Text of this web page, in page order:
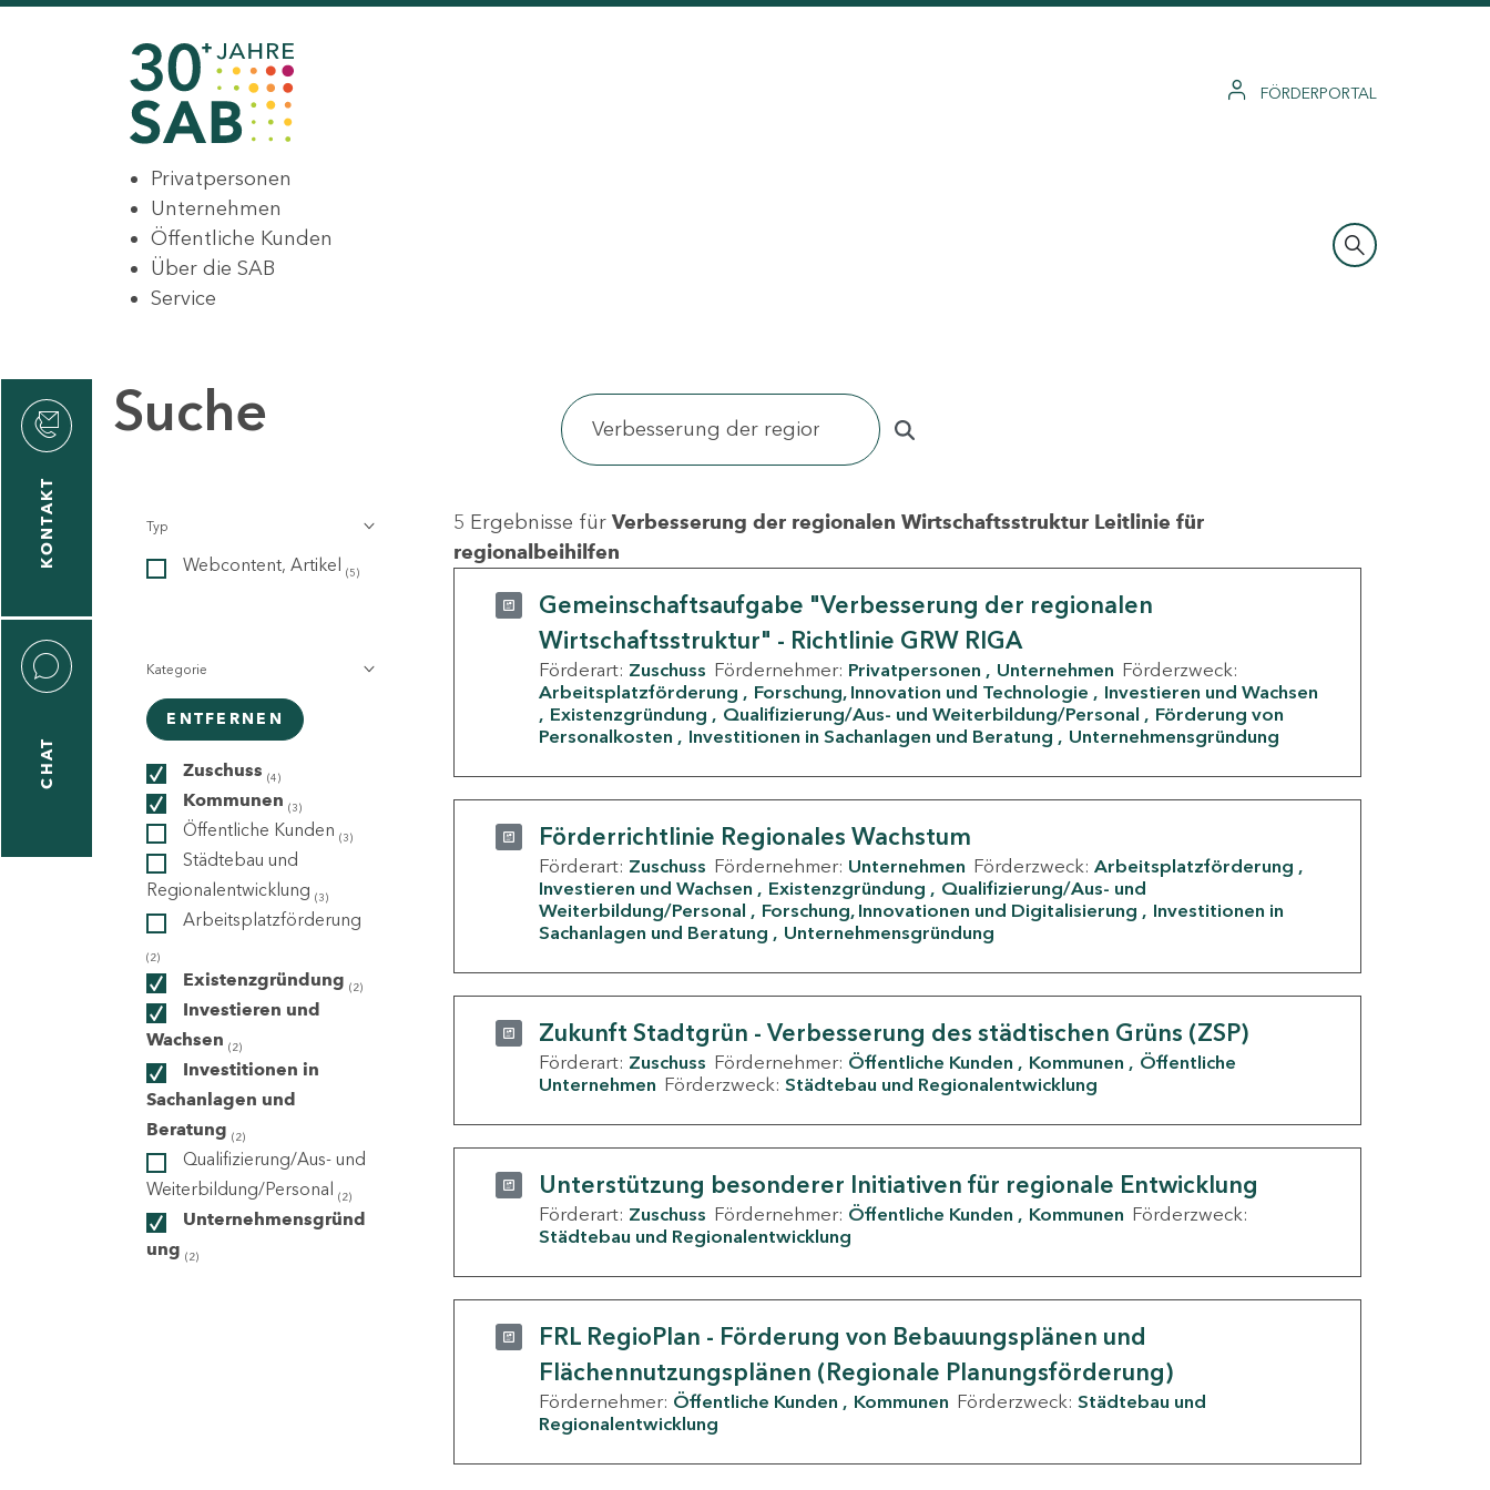
FÖRDERPORTAL
Privatpersonen
Unternehmen
Öffentliche Kunden
Über die SAB
Service
KONTAKT
CHAT
Suche
Typ
Webcontent, Artikel (5)
Kategorie
ENTFERNEN
Zuschuss (4)
Kommunen (3)
Öffentliche Kunden (3)
Städtebau und
Regionalentwicklung (3)
Arbeitsplatzförderung
(2)
Existenzgründung (2)
Investieren und
Wachsen (2)
Investitionen in
Sachanlagen und
Beratung (2)
Qualifizierung/Aus- und
Weiterbildung/Personal (2)
Unternehmensgründ
ung (2)
5 Ergebnisse für Verbesserung der regionalen Wirtschaftsstruktur Leitlinie für
regionalbeihilfen
Gemeinschaftsaufgabe "Verbesserung der regionalen
Wirtschaftsstruktur" - Richtlinie GRW RIGA
Förderart: Zuschuss Fördernehmer: Privatpersonen Unternehmen Förderzweck:
Arbeitsplatzförderung
Forschung, Innovation und Technologie
Investieren und Wachsen
Existenzgründung
Qualifizierung/Aus- und Weiterbildung/Personal
Förderung von
Personalkosten
Investitionen in Sachanlagen und Beratung Unternehmensgründung
Förderrichtlinie Regionales Wachstum
Förderart: Zuschuss Fördernehmer: Unternehmen Förderzweck: Arbeitsplatzförderung
Investieren und Wachsen
Existenzgründung
Qualifizierung/Aus- und
Weiterbildung/Personal
Forschung, Innovationen und Digitalisierung
Investitionen in
Sachanlagen und Beratung
Unternehmensgründung
Zukunft Stadtgrün - Verbesserung des städtischen Grüns (ZSP)
Förderart: Zuschuss Fördernehmer: Öffentliche Kunden Kommunen
Öffentliche
Unternehmen Förderzweck: Städtebau und Regionalentwicklung
Unterstützung besonderer Initiativen für regionale Entwicklung
Förderart: Zuschuss Fördernehmer: Öffentliche Kunden Kommunen Förderzweck:
Städtebau und Regionalentwicklung
FRL RegioPlan - Förderung von Bebauungsplänen und
Flächennutzungsplänen (Regionale Planungsförderung)
Fördernehmer: Öffentliche Kunden Kommunen Förderzweck: Städtebau und
Regionalentwicklung